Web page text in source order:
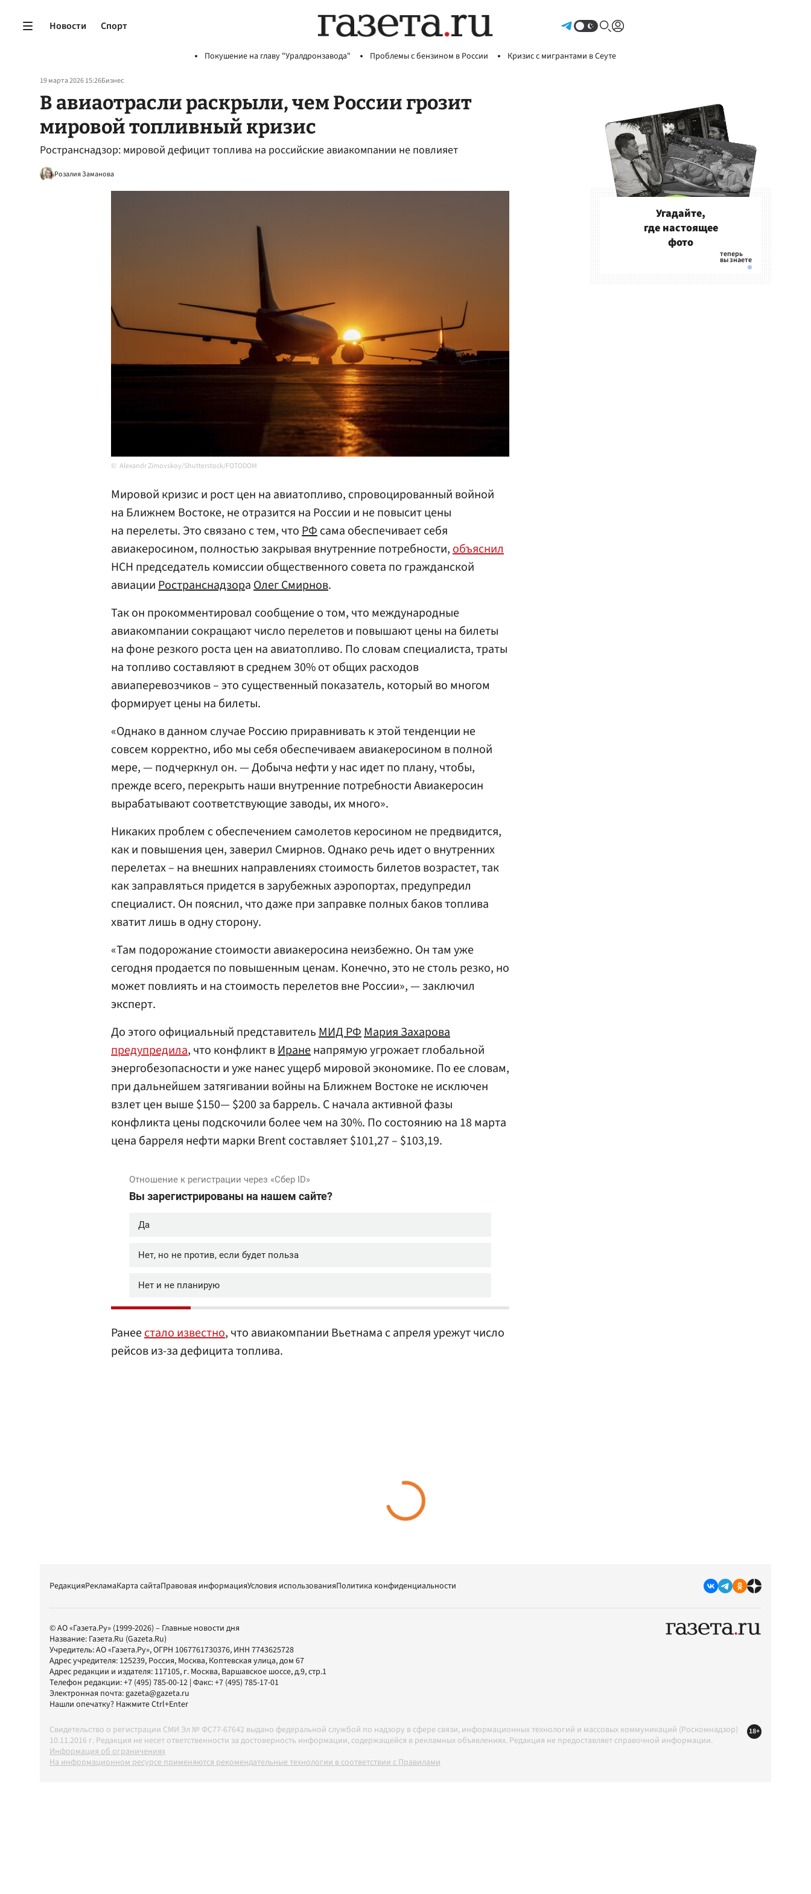
Новости Спорт
Покушение на главу "Уралдронзавода" Проблемы с бензином в России Кризис с мигрантами в Сеуте
19 марта 2026 15:26Бизнес
В авиаотрасли раскрыли, чем России грозит
мировой топливный кризис
Ространснадзор: мировой дефицит топлива на российские авиакомпании не повлияет
Розалия Заманова
Alexandr Zimovskoy/Shutterstock/FOTODOM
Мировой кризис и рост цен на авиатопливо, спровоцированный войной
на Ближнем Востоке, не отразится на России и не повысит цены
на перелеты. Это связано с тем, чтоРФсама обеспечивает себя
авиакеросином, полностью закрывая внутренние потребности,объяснил
НСН председатель комиссии общественного совета по гражданской
авиацииРостранснадзораОлег Смирнов.
Так он прокомментировал сообщение о том, что международные
авиакомпании сокращают число перелетов и повышают цены на билеты
на фоне резкого роста цен на авиатопливо. По словам специалиста, траты
на топливо составляют в среднем 30% от общих расходов
авиаперевозчиков – это существенный показатель, который во многом
формирует цены на билеты.
«Однако в данном случае Россию приравнивать к этой тенденции не
совсем корректно, ибо мы себя обеспечиваем авиакеросином в полной
мере, — подчеркнул он. — Добыча нефти у нас идет по плану, чтобы,
прежде всего, перекрыть наши внутренние потребности Авиакеросин
вырабатывают соответствующие заводы, их много».
Никаких проблем с обеспечением самолетов керосином не предвидится,
как и повышения цен, заверил Смирнов. Однако речь идет о внутренних
перелетах – на внешних направлениях стоимость билетов возрастет, так
как заправляться придется в зарубежных аэропортах, предупредил
специалист. Он пояснил, что даже при заправке полных баков топлива
хватит лишь в одну сторону.
«Там подорожание стоимости авиакеросина неизбежно. Он там уже
сегодня продается по повышенным ценам. Конечно, это не столь резко, но
может повлиять и на стоимость перелетов вне России», — заключил
эксперт.
До этого официальный представительМИД РФМария Захарова
предупредила, что конфликт вИраненапрямую угрожает глобальной
энергобезопасности и уже нанес ущерб мировой экономике. По ее словам,
при дальнейшем затягивании войны на Ближнем Востоке не исключен
взлет цен выше $150— $200 за баррель. С начала активной фазы
конфликта цены подскочили более чем на 30%. По состоянию на 18 марта
цена барреля нефти марки Brent составляет $101,27 – $103,19.
Ранеестало известно, что авиакомпании Вьетнама с апреля урежут число
рейсов из-за дефицита топлива.
Угадайте,
где настоящее
фото
РедакцияРекламаКарта сайтаПравовая информацияУсловия использованияПолитика конфиденциальности
© АО «Газета.Ру» (1999-2026) – Главные новости дня
Название: Газета.Ru (Gazeta.Ru)
Учредитель:АО «Газета.Ру», ОГРН 1067761730376, ИНН 7743625728
Адрес учредителя: 125239, Россия, Москва, Коптевская улица, дом 67
Адрес редакции и издателя: 117105, г. Москва, Варшавское шоссе, д.9, стр.1
Телефон редакции:+7 (495) 785-00-12 | Факс:+7 (495) 785-17-01
Электронная почта:gazeta@gazeta.ru
Нашли опечатку? Нажмите Ctrl+Enter
Свидетельство о регистрации СМИ Эл № ФС77-67642 выдано федеральной службой по надзору в сфере связи, информационных технологий и массовых коммуникаций (Роскомнадзор)
10.11.2016 г. Редакция не несет ответственности за достоверность информации, содержащейся в рекламных объявлениях. Редакция не предоставляет справочной информации.
Информация об ограничениях
На информационном ресурсе применяются рекомендательные технологии в соответствии с Правилами
18+